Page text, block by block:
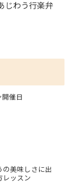
じわう行楽弁
催日
の美味しさに出
レッスン